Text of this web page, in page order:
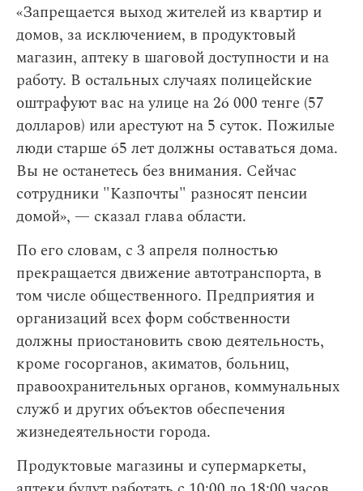
«Запрещается выход жителей из квартир и
домов, за исключением, в продуктовый
магазин, аптеку в шаговой доступности и на
работу. В остальных случаях полицейские
оштрафуют вас на улице на 26 000 тенге (57
долларов) или арестуют на 5 суток. Пожилые
люди старше 65 лет должны оставаться дома.
Вы не останетесь без внимания. Сейчас
сотрудники "Казпочты" разносят пенсии
домой», — сказал глава области.
По его словам, с 3 апреля полностью
прекращается движение автотранспорта, в
том числе общественного. Предприятия и
организаций всех форм собственности
должны приостановить свою деятельность,
кроме госорганов, акиматов, больниц,
правоохранительных органов, коммунальных
служб и других объектов обеспечения
жизнедеятельности города.
Продуктовые магазины и супермаркеты,